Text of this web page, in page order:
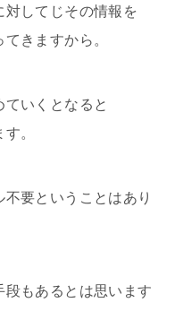
対してじその情報を
きますから。
ていくとなると
。
要ということはあり
段もあるとは思います